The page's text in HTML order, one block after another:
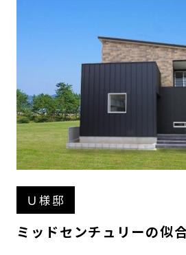
Ｕ様邸
ミッドセンチュリーの似